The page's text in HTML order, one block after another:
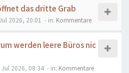
das dritte Grab
2026, 20:01 - in: Kommentare
werden leere Büros nic
Jul 2026, 08:34 - in: Kommentare